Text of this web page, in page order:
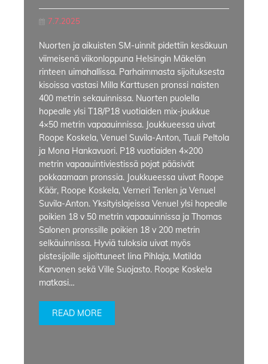
7.7.2025
Nuorten ja aikuisten SM-uinnit pidettiin kesäkuun
viimeisenä viikonloppuna Helsingin Mäkelän
rinteen uimahallissa. Parhaimmasta sijoituksesta
kisoissa vastasi Milla Karttusen pronssi naisten
400 metrin sekauinnissa. Nuorten puolella
hopealle ylsi T18/P18 vuotiaiden mix-joukkue
4×50 metrin vapaauinnissa. Joukkueessa uivat
Roope Koskela, Venuel Suvila-Anton, Tuuli Peltola
ja Mona Hankavuori. P18 vuotiaiden 4×200
metrin vapaauintiviestissä pojat pääsivät
pokkaamaan pronssia. Joukkueessa uivat Roope
Käär, Roope Koskela, Verneri Tenlen ja Venuel
Suvila-Anton. Yksityislajeissa Venuel ylsi hopealle
poikien 18 v 50 metrin vapaauinnissa ja Thomas
Salonen pronssille poikien 18 v 200 metrin
selkäuinnissa. Hyviä tuloksia uivat myös
pistesijoille sijoittuneet Iina Pihlaja, Matilda
Karvonen sekä Ville Suojasto. Roope Koskela
matkasi…
READ MORE